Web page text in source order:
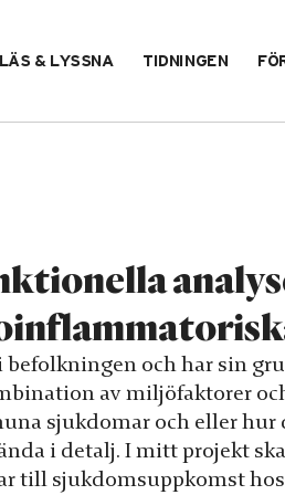
LÄS & LYSSNA TIDNINGEN
och har sin
av miljöfaktorer
sjukdomar och eller
i detalj. I mitt projekt
till sjukdomsuppkomst